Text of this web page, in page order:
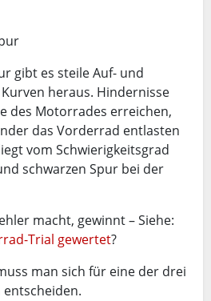
gibt es steile Auf- und
heraus. Hindernisse
des Motorrades erreichen,
das Vorderrad entlasten
vom Schwierigkeitsgrad
schwarzen Spur bei der
macht, gewinnt – Siehe:
Trial gewertet?
man sich für eine der drei